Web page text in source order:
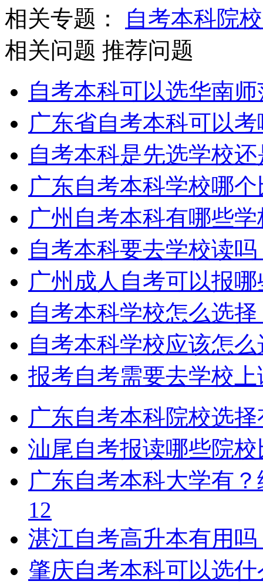
相关专题： 自考本科院校
相关问题 推荐问题
自考本科可以选华南
广东省自考本科可以
自考本科是先选学校
广东自考本科学校哪
广州自考本科有哪些
自考本科要去学校读吗
广州成人自考可以报
自考本科学校怎么选择
自考本科学校应该怎
报考自考需要去学校
广东自考本科院校选
汕尾自考报读哪些院
广东自考本科大学有
12
湛江自考高升本有用
肇庆自考本科可以选